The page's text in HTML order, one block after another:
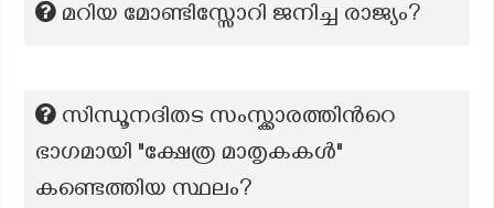
മറിയ മോണ്ടിസ്സോറി ജനിച്ച രാജ്യം?
സിന്ധൂനദിതട സംസ്ക്കാരത്തിന്‍റെ
ഭാഗമായി "ക്ഷേത്ര മാതൃകകൾ"
കണ്ടെത്തിയ സ്ഥലം?